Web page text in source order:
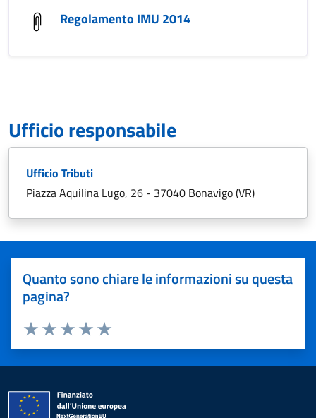
Regolamento IMU 2014
Ufficio responsabile
Ufficio Tributi
Piazza Aquilina Lugo, 26 - 37040 Bonavigo (VR)
Quanto sono chiare le informazioni su questa
pagina?
Valuta 5 stelle su 5
Valuta 4 stelle su 5
Valuta 3 stelle su 5
Valuta 2 stelle su 5
Valuta 1 stelle su 5